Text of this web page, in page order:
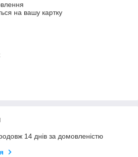
на вашу картку
14 днів за домовленістю